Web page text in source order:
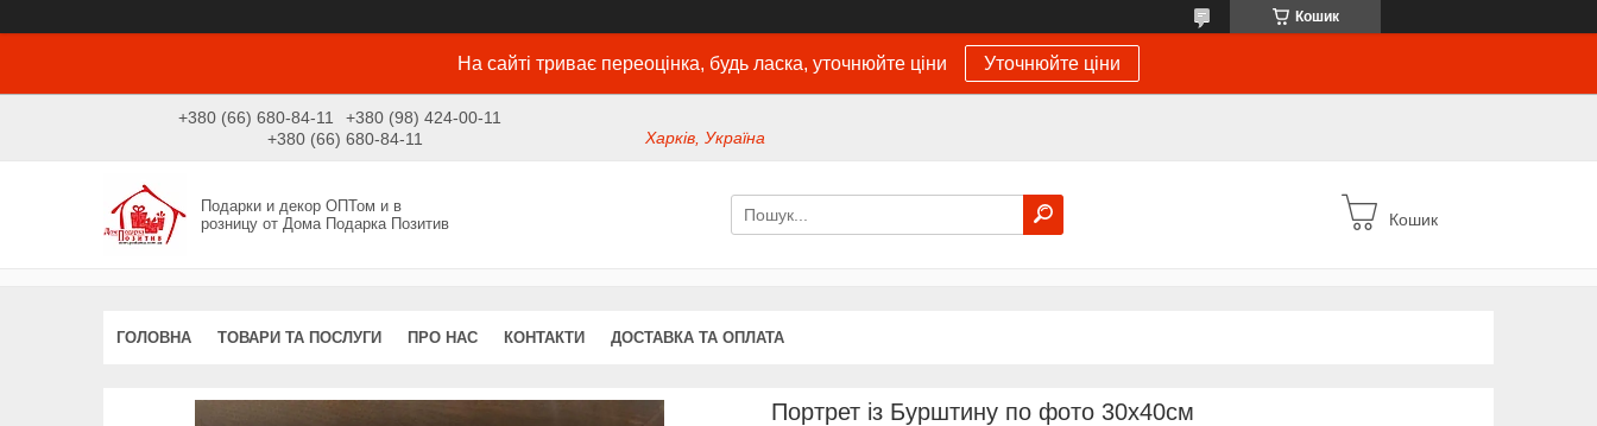
Кошик
На сайті триває переоцінка, будь ласка, уточнюйте ціни Уточнюйте ціни
+380 (66) 680-84-11
+380 (98) 424-00-11
+380 (66) 680-84-11
Харків, Україна
Подарки и декор ОПТом и в
розницу от Дома Подарка Позитив
Кошик
ГОЛОВНА ТОВАРИ ТА ПОСЛУГИ ПРО НАС КОНТАКТИ ДОСТАВКА ТА ОПЛАТА
Портрет із Бурштину по фото 30х40см